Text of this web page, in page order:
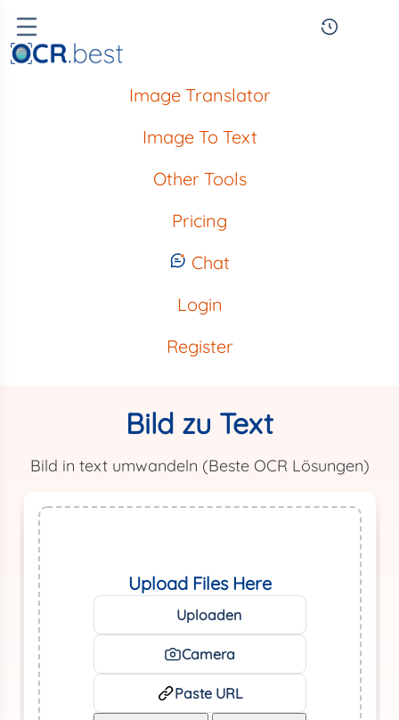
Image Translator
Image To Text
Other Tools
Pricing
Chat
Login
Register
Bild zu Text
Bild in text umwandeln (Beste OCR Lösungen)
Upload Files Here
Uploaden
Camera
Paste URL